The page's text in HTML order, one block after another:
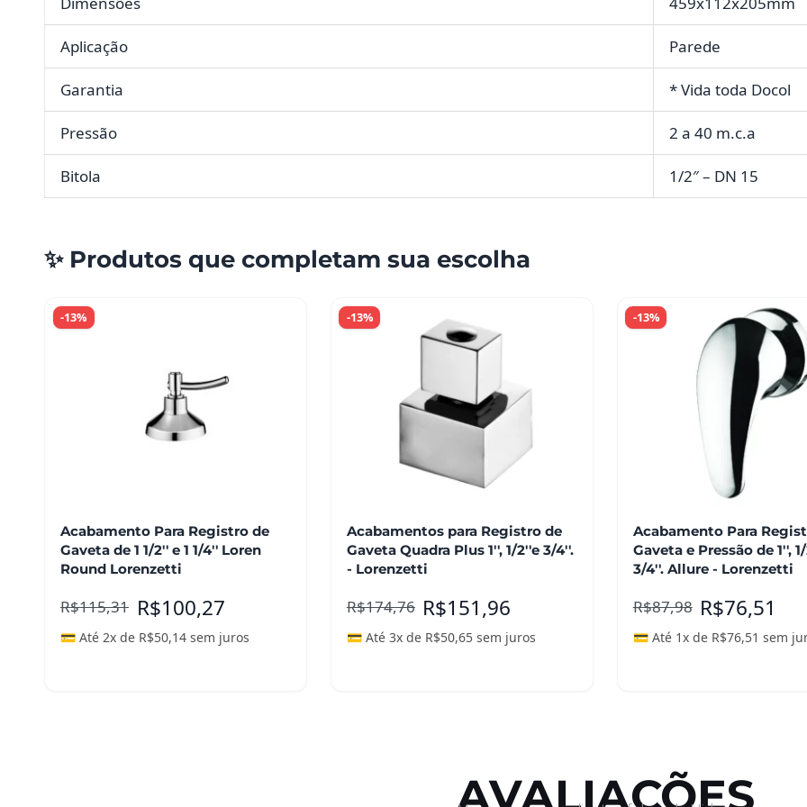
Aplicação Parede
Garantia * Vida toda Docol
Pressão 2 a 40 m.c.a
Bitola 1/2″ – DN 15
✨ Produtos que completam sua escolha
-13%
Acabamento Para Registro de
Gaveta de 1 1/2'' e 1 1/4'' Loren
Round Lorenzetti
R$115,31 R$100,27
💳 Até 2x de R$50,14 sem juros
-13%
Acabamentos para Registro de
Gaveta Quadra Plus 1'', 1/2''e 3/4''.
- Lorenzetti
R$174,76 R$151,96
💳 Até 3x de R$50,65sem juros
-13%
Acabamento Para
Gaveta e Pressão de 1'',
3/4''. Allure - Lorenzetti
R$87,98 R$76,51
💳 Até 1x de R$76,51 sem
AVALIAÇÕES